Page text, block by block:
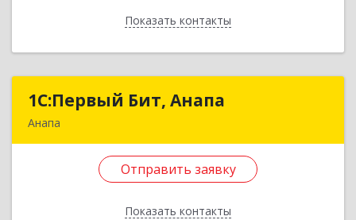
Показать контакты
1С:Первый Бит, Анапа
Анапа
Отправить заявку
Показать контакты
1С:Первый Бит, Анапа
Анапа г, Гребенская ул, дом № 92, пом.107